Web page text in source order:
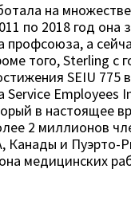
на
по 2018 год она
профсоюза, а
того, Sterling с
SEIU 775
Service Employees
в настоящее
2 миллионов
Канады и Пуэрто-
медицинских